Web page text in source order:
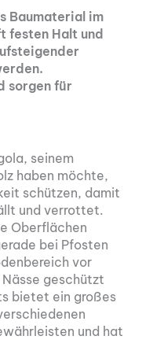
Baumaterial im
festen Halt und
sorgen für
seinem
haben möchte,
schützen, damit
und verrottet.
Oberflächen
bei Pfosten
vor
geschützt
bietet ein großes
und hat